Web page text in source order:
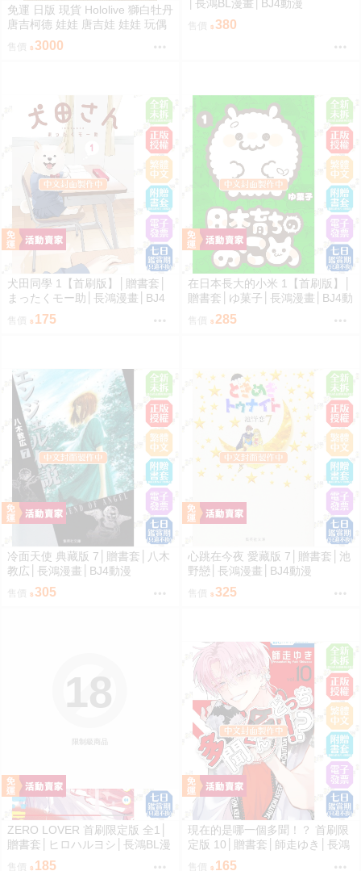
免運 日版 現貨 Hololive 獅白牡丹
唐吉柯德 娃娃 唐吉娃 娃娃 玩偶
ドン・キホーテ もちどる 獅白ぼ
たん
售價 3000
│長鴻BL漫畫│BJ4動漫
售價 380
犬田同學 1【首刷版】│贈書套│
まったくモー助│長鴻漫畫│BJ4
175
在日本長大的小米 1【首刷版】│
贈書套│ゆ菓子│長鴻漫畫│BJ4動
285
冷面天使 典藏版 7│贈書套│八木
教広│長鴻漫畫│BJ4動漫
售價 305
心跳在今夜 愛藏版 7│贈書套│池
野戀│長鴻漫畫│BJ4動漫
售價 325
限制級商品
18
ZERO LOVER 首刷限定版 全1│
贈書套│ヒロハルヨシ│長鴻BL漫
畫│BJ4動漫
185
現在的是哪一個多聞！？ 首刷限
定版 10│贈書套│師走ゆき│長鴻
漫畫│BJ4動漫
165